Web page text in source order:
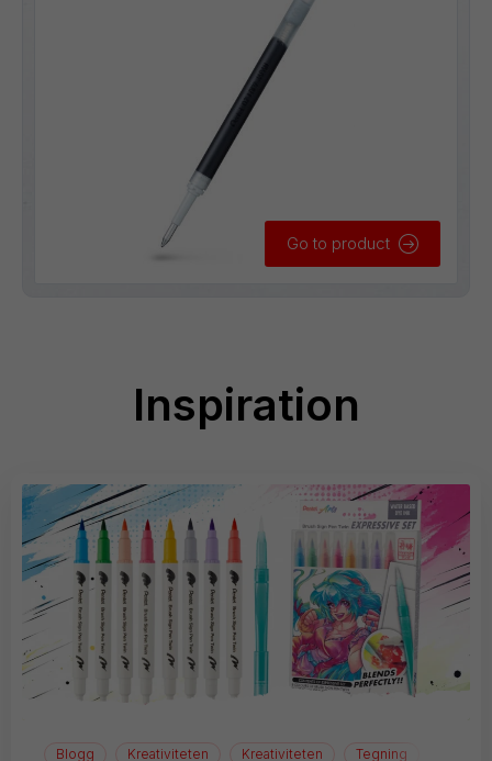
Go to product
Inspiration
Blogg Kreativiteten Kreativiteten Tegning